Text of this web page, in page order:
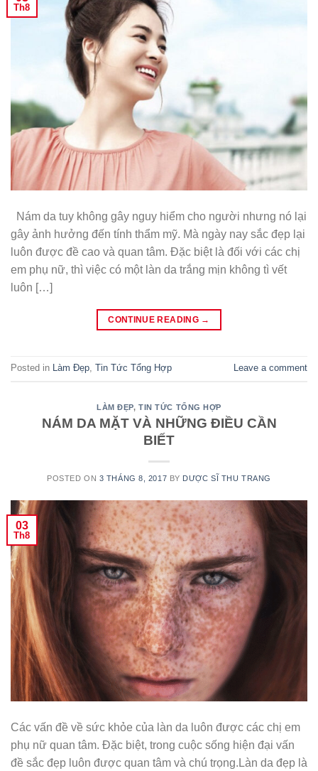
Th8
Nám da tuy không gây nguy hiểm cho người nhưng nó lại
gây ảnh hưởng đến tính thẩm mỹ. Mà ngày nay sắc đẹp lại
luôn được đề cao và quan tâm. Đặc biệt là đối với các chị
em phụ nữ, thì việc có một làn da trắng mịn không tì vết
luôn […]
CONTINUE READING →
Posted in Làm Đẹp Tin Tức Tổng Hợp Leave a comment
LÀM ĐẸP,TIN TỨC TỔNG HỢP
NÁM DA MẶT VÀ NHỮNG ĐIỀU CẦN
BIẾT
POSTED ON 3 THÁNG 8, 2017 BY DƯỢC SĨ THU TRANG
03
Th8
Các vấn đề về sức khỏe của làn da luôn được các chị em
phụ nữ quan tâm. Đặc biệt, trong cuộc sống hiện đại vấn
đề sắc đẹp luôn được quan tâm và chú trọng.Làn da đẹp là